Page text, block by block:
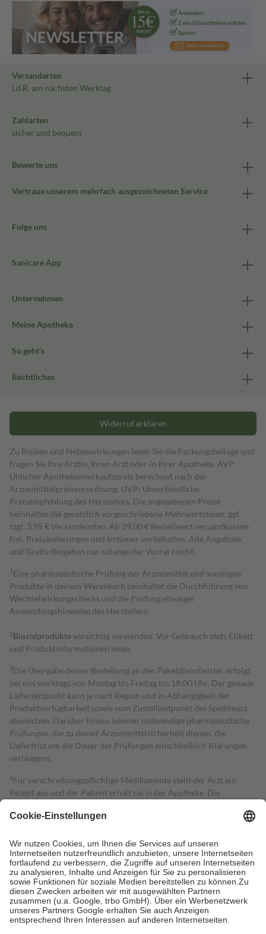
Versandarten
i.d.R. am nächsten Werktag
Zahlarten
sicher und bequem
Bewerte uns
Vertraue unserem mehrfach ausgezeichneten Service
Folge uns
Sanicare App
Unternehmen
Meine Apotheke
So geht's
Rechtliches
Widerruf erklären
Zu Risiken und Nebenwirkungen lesen Sie die Packungsbeilage und
fragen Sie Ihre Ärztin, Ihren Arzt oder in Ihrer Apotheke. AVP:
Üblicher Apothekenverkaufspreis berechnet nach der
Arzneimittelpreisverordnung. UVP: Unverbindliche
Preisempfehlung des Herstellers. Die angegebenen Preise
beinhalten die gesetzlich vorgeschriebene Mehrwertsteuer, ggf.
zzgl. 3,95 € Versandkosten. Ab 29,00 € Bestell­wert versand­kosten­
frei. Preisänderungen und Irrtümer vorbehalten. Alle Angebote
und Gratis-Beigaben nur solange der Vorrat reicht.
1 Eine pharmazeutische Prüfung der Arzneimittel und sonstigen
Produkte in deinem Warenkorb beinhaltet die Durchführung von
Wechselwirkungschecks und die Prüfung etwaiger
Anwendungshinweise des Herstellers.
2Biozidproduktevorsichtig verwenden. Vor Gebrauch stets Etikett
und Produktinformationen lesen.
3Die Übergabe deiner Bestellung an den Paketdienstleister erfolgt
bei uns werktags von Montag bis Freitag bis 18:00 Uhr. Der genaue
Lieferzeitpunkt kann je nach Region und in Abhängigkeit der
Produktverfügbarkeit sowie vom Zustellzeitpunkt des Spediteurs
abweichen. Darüber hinaus können notwendige pharmazeutische
Prüfungen, die zu deiner Arzneimittelsicherheit dienen, die
Lieferfrist um die Dauer der Prüfungen einschließlich Klärungen
verlängern.
4Für verschreibungspflichtige Medikamente stellt der Arzt ein
Rezept aus und der Patient erhält sie in der Apotheke. Die
Kosten dafür, der Versicherte trägt einen Teil davon als Zuzahlung
Grundsätzlich leisten Mitglieder Zuzahlungen in Höhe von zehn
Prozent des Abgabepreises,mindestensjedochfünf Euround
höchstens zehn Euro.Es sind jedoch nie mehr als die tatsächlichen
Kosten der Leistung zu entrichten.
Diese Regeln gelten grundsätzlich auch für Online-Apotheken.
Bei Heilmitteln und häuslicher Krankenpflege beträgt die
Zuzahlung zehn Prozent der Kosten sowie zehn Euro je